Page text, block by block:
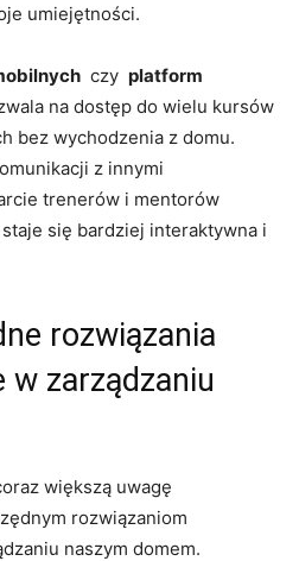
umiejętności.
⁢ czy ​ platform
na⁣ dostęp do wielu kursów
bez ⁣wychodzenia z⁣ domu.
z innymi
trenerów i ⁤mentorów
⁢się ⁢bardziej‍ interaktywna i
rozwiązania‌
zarządzaniu
większą ​uwagę
rozwiązaniom
naszym domem.